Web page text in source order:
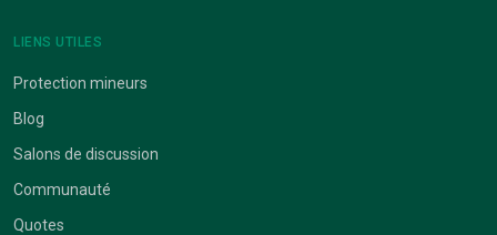
LIENS UTILES
Protection mineurs
Blog
Salons de discussion
Communauté
Quotes